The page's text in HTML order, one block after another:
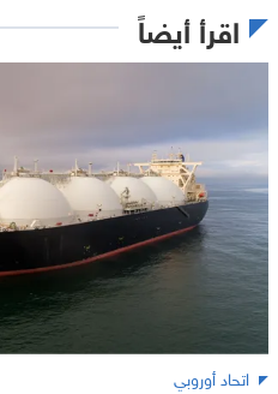
اقرأ أيضاً
اتحاد أوروبي